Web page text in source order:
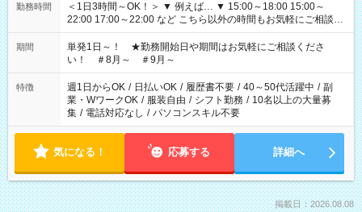
勤務時間
＜1日3時間～OK！＞ ▼ 例えば… ▼ 15:00～18:00 15:00～
22:00 17:00～22:00 など こちら以外の時間もお気軽にご相談く
ださい！
期間
単発1日～！ ★勤務開始日や期間はお気軽にご相談くださ
い！ ＃8月～ ＃9月～
特徴 週1日からOK / 日払いOK / 履歴書不要 / 40～50代活躍中 / 副
業・WワークOK / 服装自由 / シフト勤務 / 10名以上の大量募
集 / 電話対応なし / パソコンスキル不要
気になる！ 応募する 詳細へ
掲載日：2026.08.08